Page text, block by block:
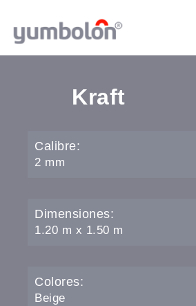
Kraft
Calibre:
2 mm
Dimensiones:
1.20 m x 1.50 m
Colores:
Beige